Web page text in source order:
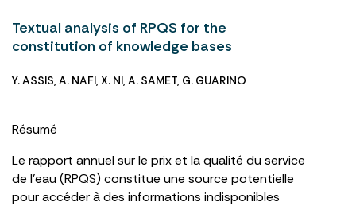
Textual analysis of RPQS for the
constitution of knowledge bases
Y. ASSIS,A. NAFI,X. NI,A. SAMET, G. GUARINO
Résumé
Le rapport annuel sur le prix et la qualité du service
de l’eau (RPQS) constitue une source potentielle
pour accéder à des informations indisponibles